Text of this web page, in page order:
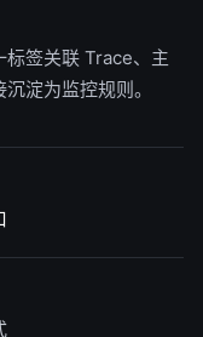
标签关联 Trace、主
淀为监控规则。